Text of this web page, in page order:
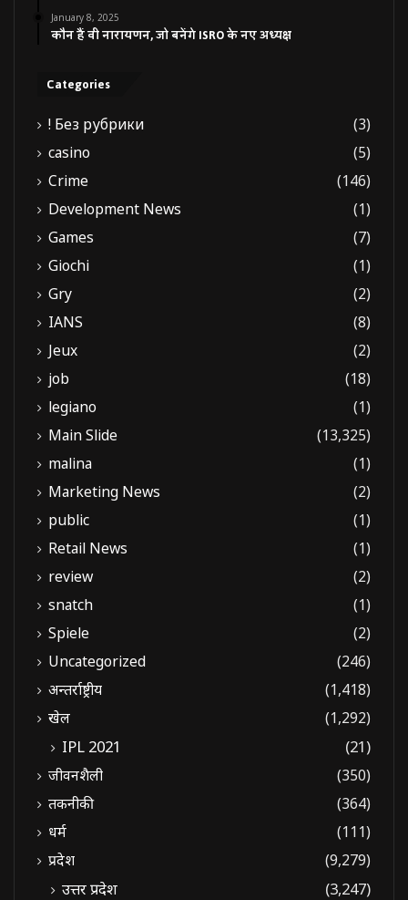
January 8, 2025
कौन हैं वी नारायणन, जो बनेंगे ISRO के नए अध्यक्ष
Categories
! Без рубрики
(3)
casino
(5)
Crime
(146)
Development News
(1)
Games
(7)
Giochi
(1)
Gry
(2)
IANS
(8)
Jeux
(2)
job
(18)
legiano
(1)
Main Slide
(13,325)
malina
(1)
Marketing News
(2)
public
(1)
Retail News
(1)
review
(2)
snatch
(1)
Spiele
(2)
Uncategorized
(246)
अन्तर्राष्ट्रीय
(1,418)
खेल
(1,292)
IPL 2021 (21)
जीवनशैली
(350)
तकनीकी
(364)
धर्म
(111)
प्रदेश
(9,279)
उत्तर प्रदेश
(3,247)